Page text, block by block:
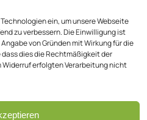
ein, um unsere Webseite
zu verbessern. Die Einwilligung ist
von Gründen mit Wirkung für die
dies die Rechtmäßigkeit der
Widerruf erfolgten Verarbeitung nicht
1926 e.V.
Policy (EU)